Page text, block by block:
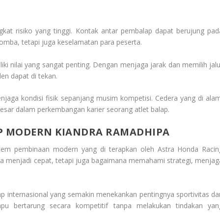
risiko yang tinggi. Kontak antar pembalap dapat berujung
tetapi juga keselamatan para peserta.
nilai yang sangat penting. Dengan menjaga jarak dan memilih
dapat di tekan.
kondisi fisik sepanjang musim kompetisi. Cedera yang di
dalam perkembangan karier seorang atlet balap.
KIANDRA RAMADHIPA
pembinaan modern yang di terapkan oleh Astra Honda
menjadi cepat, tetapi juga bagaimana memahami strategi,
internasional yang semakin menekankan pentingnya sportivitas
bertarung secara kompetitif tanpa melakukan tindakan